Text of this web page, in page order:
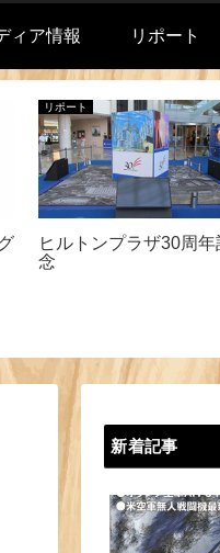
ィア情報 リポート
リポート
ヒルトンプラザ30周年
念
新着記事